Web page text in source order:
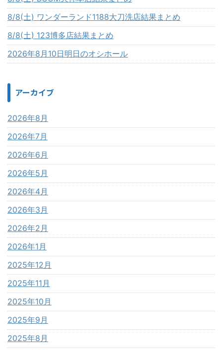
8/8(土) ワンダーランド1188大刀洗店結果まとめ
8/8(土) 123博多店結果まとめ
2026年8月10日明日のオシホール
アーカイブ
2026年8月
2026年7月
2026年6月
2026年5月
2026年4月
2026年3月
2026年2月
2026年1月
2025年12月
2025年11月
2025年10月
2025年9月
2025年8月